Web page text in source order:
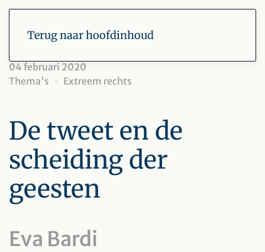
Terug naar hoofdinhoud
04 februari 2020
Thema's
Extreem rechts
De tweet en de
scheiding der
geesten
Eva Bardi